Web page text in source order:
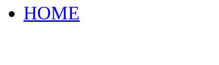
HOME